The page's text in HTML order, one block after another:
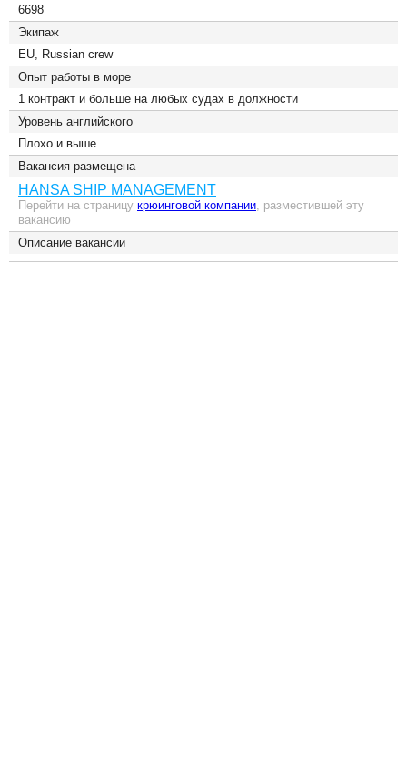
6698
Экипаж
EU, Russian crew
Опыт работы в море
1 контракт и больше на любых судах в должности
Уровень английского
Плохо и выше
Вакансия размещена
HANSA SHIP MANAGEMENT
Перейти на страницу крюинговой компании, разместившей эту
вакансию
Описание вакансии